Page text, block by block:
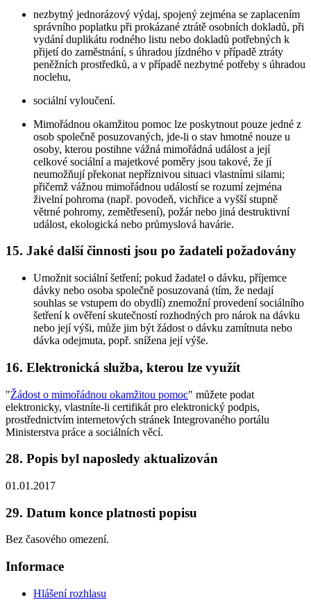
nezbytný jednorázový výdaj, spojený zejména se zaplacením
správního poplatku při prokázané ztrátě osobních dokladů, při
vydání duplikátu rodného listu nebo dokladů potřebných k
přijetí do zaměstnání, s úhradou jízdného v případě ztráty
peněžních prostředků, a v případě nezbytné potřeby s úhradou
noclehu,
sociální vyloučení.
Mimořádnou okamžitou pomoc lze poskytnout pouze jedné z
osob společně posuzovaných, jde-li o stav hmotné nouze u
osoby, kterou postihne vážná mimořádná událost a její
celkové sociální a majetkové poměry jsou takové, že jí
neumožňují překonat nepříznivou situaci vlastními silami;
přičemž vážnou mimořádnou událostí se rozumí zejména
živelní pohroma (např. povodeň, vichřice a vyšší stupně
větrné pohromy, zemětřesení), požár nebo jiná destruktivní
událost, ekologická nebo průmyslová havárie.
15. Jaké další činnosti jsou po žadateli požadovány
Umožnit sociální šetření; pokud žadatel o dávku, příjemce
dávky nebo osoba společně posuzovaná (tím, že nedají
souhlas se vstupem do obydlí) znemožní provedení sociálního
šetření k ověření skutečností rozhodných pro nárok na dávku
nebo její výši, může jim být žádost o dávku zamítnuta nebo
dávka odejmuta, popř. snížena její výše.
16. Elektronická služba, kterou lze využít
"Žádost o mimořádnou okamžitou pomoc" můžete podat
elektronicky, vlastníte-li certifikát pro elektronický podpis,
prostřednictvím internetových stránek Integrovaného portálu
Ministerstva práce a sociálních věcí.
28. Popis byl naposledy aktualizován
01.01.2017
29. Datum konce platnosti popisu
Bez časového omezení.
Informace
Hlášení rozhlasu